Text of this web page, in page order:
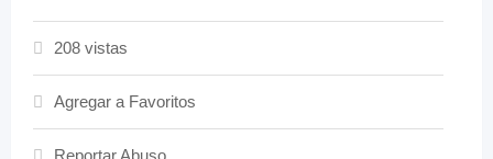
208 vistas
Agregar a Favoritos
Reportar Abuso